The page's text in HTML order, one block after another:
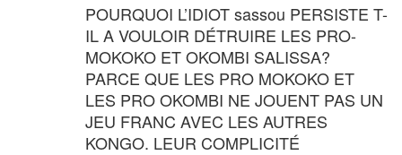
POURQUOI L’IDIOT sassou PERSISTE T-
IL A VOULOIR DÉTRUIRE LES PRO-
MOKOKO ET OKOMBI SALISSA?
PARCE QUE LES PRO MOKOKO ET
LES PRO OKOMBI NE JOUENT PAS UN
JEU FRANC AVEC LES AUTRES
KONGO. LEUR COMPLICITÉ